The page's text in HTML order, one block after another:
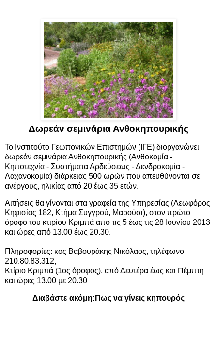
Δωρεάν σεμινάρια Ανθοκηπουρικής
Το Ινστιτούτο Γεωπονικών Επιστημών (ΙΓΕ) διοργανώνει
δωρεάν σεμινάρια Ανθοκηπουρικής (Ανθοκομία -
Κηποτεχνία - Συστήματα Αρδεύσεως - Δενδροκομία -
Λαχανοκομία) διάρκειας 500 ωρών που απευθύνονται σε
ανέργους, ηλικίας από 20 έως 35 ετών.
Αιτήσεις θα γίνονται στα γραφεία της Υπηρεσίας (Λεωφόρος
Κηφισίας 182, Κτήμα Συγγρού, Μαρούσι), στον πρώτο
όροφο του κτιρίου Κριμπά από τις 5 έως τις 28 Ιουνίου 2013
και ώρες από 13.00 έως 20.30.
Πληροφορίες: κος Βαβουράκης Νικόλαος, τηλέφωνο
210.80.83.312,
Κτίριο Κριμπά (1ος όροφος), από Δευτέρα έως και Πέμπτη
και ώρες 13.00 με 20.30
Διαβάστε ακόμη: Πως να γίνεις κηπουρός